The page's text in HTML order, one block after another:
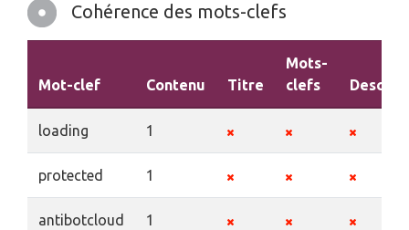
Cohérence des mots-clefs
Mot-clef Contenu Titre
Mots-
clefs
loading 1
protected 1
antibotcloud 1